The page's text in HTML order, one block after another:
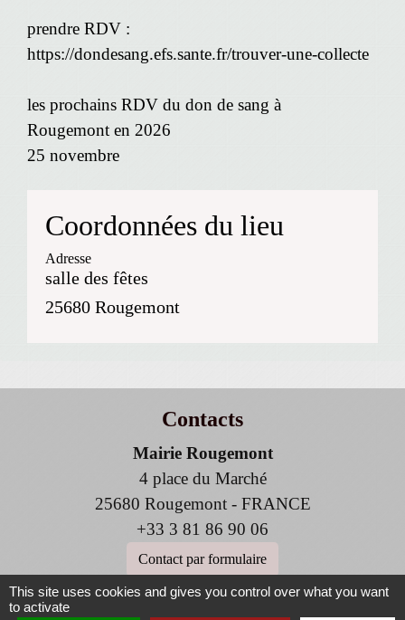
prendre RDV :
https://dondesang.efs.sante.fr/trouver-une-collecte
les prochains RDV du don de sang à
Rougemont en 2026
25 novembre
Coordonnées du lieu
Adresse
salle des fêtes
25680 Rougemont
Contacts
Mairie Rougemont
4 place du Marché
25680 Rougemont - FRANCE
+33 3 81 86 90 06
Contact par formulaire
This site uses cookies and gives you control over what you want
to activate